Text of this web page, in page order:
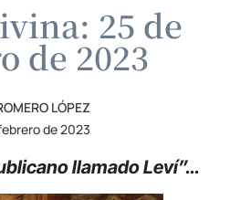
25 de
de 2023
LÓPEZ
de 2023
llamado Leví”…